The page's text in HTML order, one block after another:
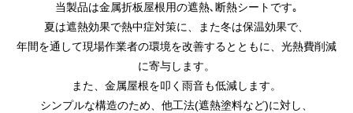
当製品は金属折板屋根用の遮熱､断熱シートです｡
夏は遮熱効果で熱中症対策に、また冬は保温効果で、
年間を通して現場作業者の環境を改善するとともに、光熱費削減
に寄与します。
また、金属屋根を叩く雨音も低減します。
シンプルな構造のため、他工法(遮熱塗料など)に対し、